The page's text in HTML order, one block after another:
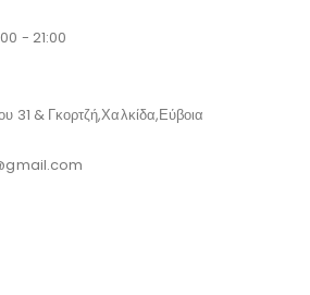
- 21:00
31 & Γκορτζή,Χαλκίδα,Εύβοια